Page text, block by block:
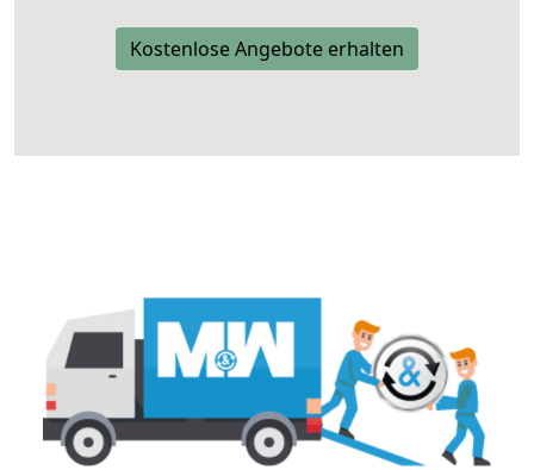
Kostenlose Angebote erhalten